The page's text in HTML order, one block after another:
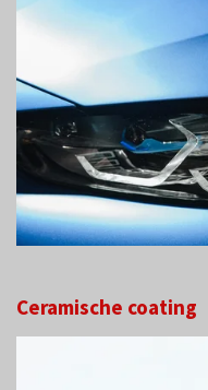
Ceramische coating